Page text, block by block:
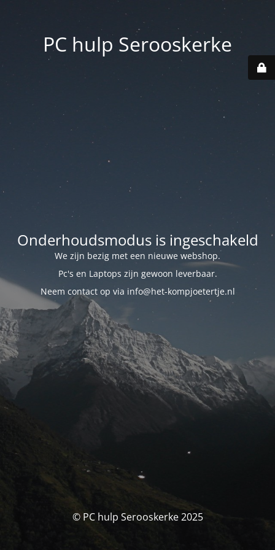
PC hulp Serooskerke
Onderhoudsmodus is ingeschakeld
We zijn bezig met een nieuwe webshop.
Pc's en Laptops zijn gewoon leverbaar.
Neem contact op via info@het-kompjoetertje.nl
© PC hulp Serooskerke 2025